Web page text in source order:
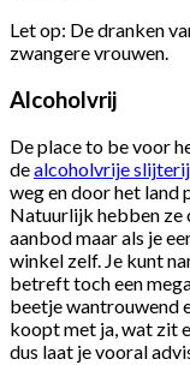
Let op: De dranken
zwangere vrouwen.
Alcoholvrij
De place to be voor
dealcoholvrije
weg en door het land
Natuurlijk hebben ze
aanbod maar als je
winkel zelf. Je kunt
betreft toch een
beetje wantrouwend
koopt met ja, wat zit
dus laat je vooral